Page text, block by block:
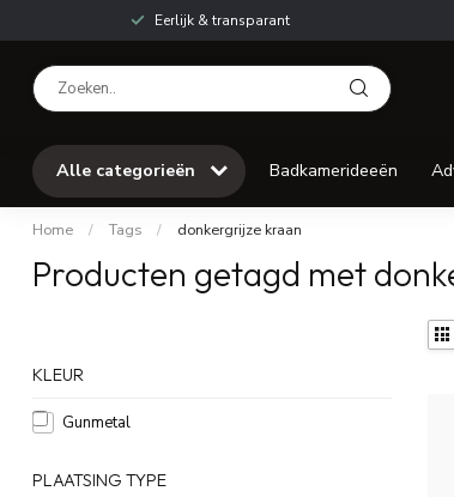
Eerlijk & transparant
Alle categorieën Badkamerideeën
Home / Tags / donkergrijze kraan
Producten getagd met
KLEUR
Gunmetal
PLAATSING TYPE